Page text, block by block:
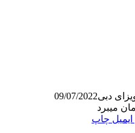
دبی09/07/2022
چاپ